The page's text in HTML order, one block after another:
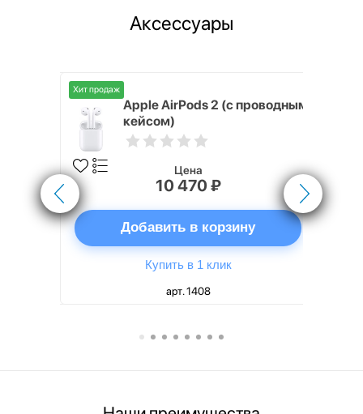
Аксессуары
Хит продаж
Apple AirPods 2 (с проводным
кейсом)
Цена
10 470 ₽
Добавить в корзину
Купить в 1 клик
арт. 1408